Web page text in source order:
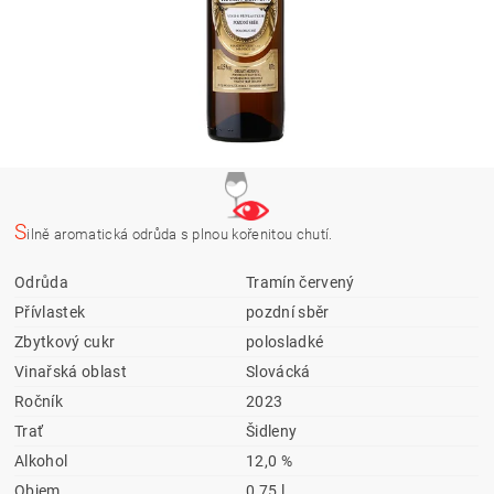
Silně aromatická odrůda s plnou kořenitou chutí.
Odrůda
Tramín červený
Přívlastek
pozdní sběr
Zbytkový cukr
polosladké
Vinařská oblast
Slovácká
Ročník
2023
Trať
Šidleny
Alkohol
12,0 %